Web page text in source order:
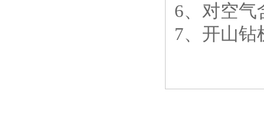
6、对空气
7、开山钻